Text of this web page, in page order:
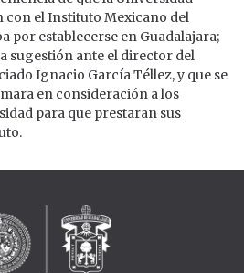
con el Instituto Mexicano del
por establecerse en Guadalajara;
sugestión ante el director del
Ignacio García Téllez, y que se
en consideración a los
para que prestaran sus